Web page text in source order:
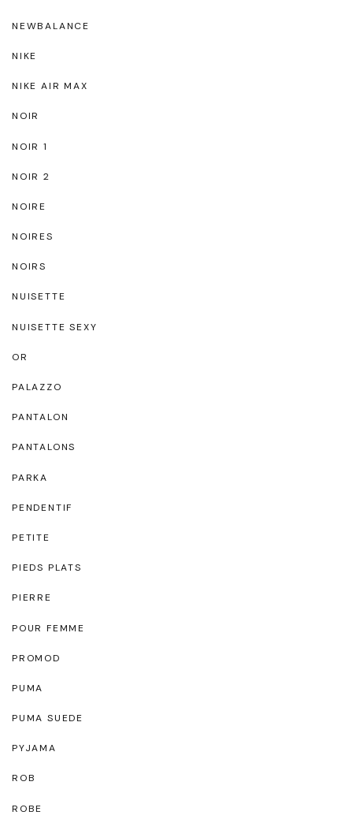
NEWBALANCE
NIKE
NIKE AIR MAX
NOIR
NOIR 1
NOIR 2
NOIRE
NOIRES
NOIRS
NUISETTE
NUISETTE SEXY
OR
PALAZZO
PANTALON
PANTALONS
PARKA
PENDENTIF
PETITE
PIEDS PLATS
PIERRE
POUR FEMME
PROMOD
PUMA
PUMA SUEDE
PYJAMA
ROB
ROBE